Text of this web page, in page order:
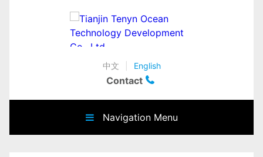
中文 English
Contact
Navigation Menu